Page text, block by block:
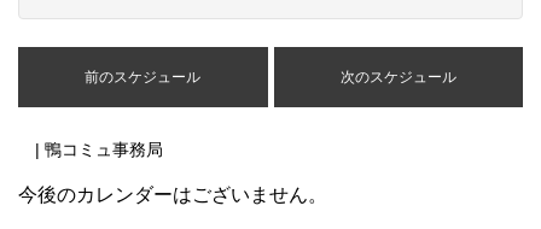
前のスケジュール 次のスケジュール
| 鴨コミュ事務局
今後のカレンダーはございません。